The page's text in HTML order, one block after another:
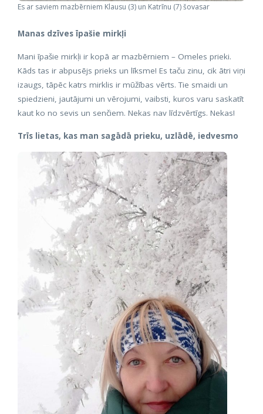
Es ar saviem mazbērniem Klausu (3) un Katrīnu (7) šovasar
Manas dzīves īpašie mirkļi
Mani īpašie mirkļi ir kopā ar mazbērniem – Omeles prieki.
Kāds tas ir abpusējs prieks un līksme! Es taču zinu, cik ātri viņi
izaugs, tāpēc katrs mirklis ir mūžības vērts. Tie smaidi un
spiedzieni, jautājumi un vērojumi, vaibsti, kuros varu saskatīt
kaut ko no sevis un senčiem. Nekas nav līdzvērtīgs. Nekas!
Trīs lietas, kas man sagādā prieku, uzlādē, iedvesmo